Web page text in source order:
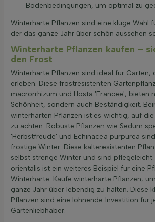
Bodenbedingungen, um optimal zu
Winterharte Pflanzen sind eine kluge Wahl
der das ganze Jahr über schön aussehen
Winterharte Pflanzen kaufen –
den Frost
Winterharte Pflanzen sind ideal für Gärten,
erleben. Diese frostresistenten
macrorrhizum und Hosta 'Francee', bieten
Schönheit, sondern auch Beständigkeit.
winterharten Pflanzen ist es wichtig, auf
zu achten. Robuste Pflanzen wie Sedum
'Herbstfreude' und Echinacea purpurea
frostige Winter. Diese kälteresistenten
selbst strenge Winter und sind pflegeleicht.
orientalis ist ein weiteres Beispiel für eine
Winterhärte. Kaufe winterharte Pflanzen,
ganze Jahr über lebendig zu halten. Diese
Pflanzen sind eine lohnende Investition für
Gartenliebhaber.